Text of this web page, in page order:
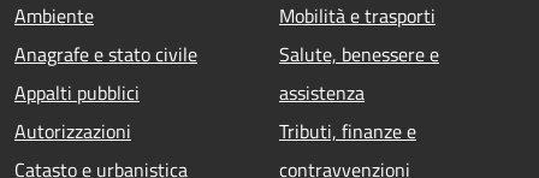
Ambiente
Anagrafe e stato civile
Appalti pubblici
Autorizzazioni
Catasto e urbanistica
Mobilità e trasporti
Salute, benessere e
assistenza
Tributi, finanze e
contravvenzioni